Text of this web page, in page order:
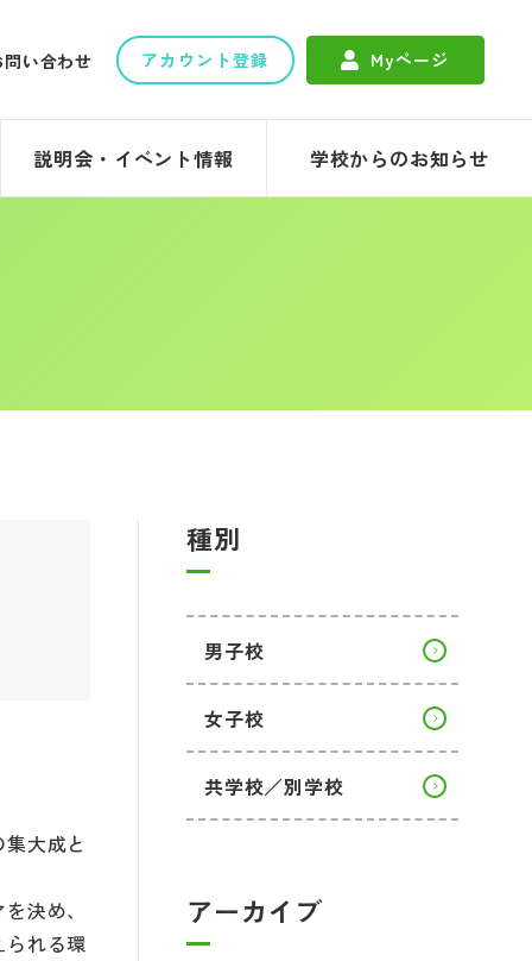
問い合わせ アカウント登録 Myページ
説明会・イベント情報 学校からのお知らせ
大成と
決め、
れる環
種別
男子校
女子校
共学校／別学校
アーカイブ